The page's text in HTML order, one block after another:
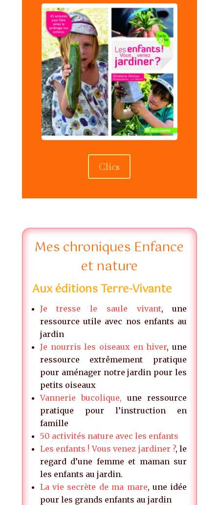
Clics
Mes chroniques Enfance
et nature
Aux éditions Terre-Vivante
Je tresse le saule vivant, une
ressource utile avec nos enfants au
jardin
Je nourris les oiseaux en hiver, une
ressource extrêmement pratique
pour aménager notre jardin pour les
petits oiseaux
Vannerie bucolique, une ressource
pratique pour l’instruction en
famille
50 activités nature avec les enfants
Les enfants ! Vous venez jardiner ?, le
regard d’une femme et maman sur
les enfants au jardin.
La vie secrète de ma mare, une idée
pour les grands enfants au jardin